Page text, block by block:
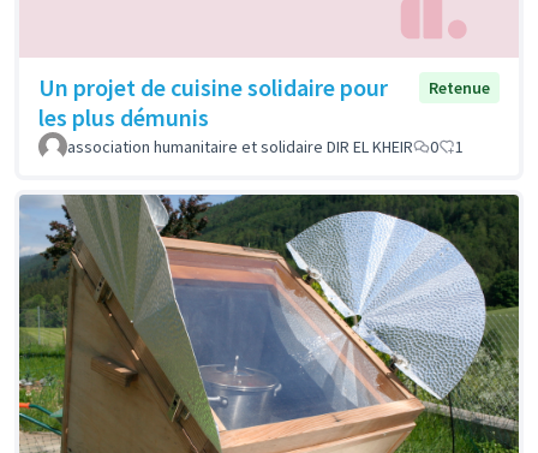
Un projet de cuisine solidaire pour
les plus démunis
Retenue
association humanitaire et solidaire DIR EL KHEIR 0 1